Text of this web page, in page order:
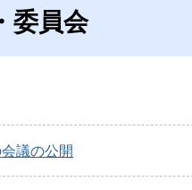
委員会
議の公開